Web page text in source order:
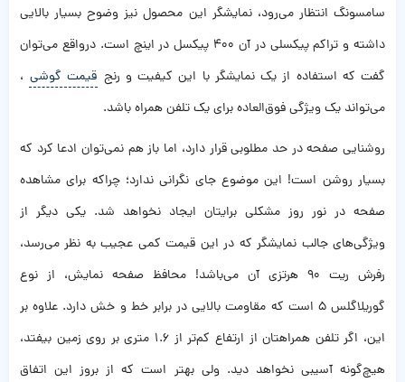
سامسونگ انتظار می‌رود، نمایشگر این محصول نیز وضوح بسیار بالایی
داشته و تراکم پیکسلی در آن 400 پیکسل در اینچ است. درواقع می‌توان
گفت که استفاده از یک نمایشگر با این کیفیت و رنج قیمت گوشی ،
می‌تواند یک ویژگی فوق‌العاده برای یک تلفن همراه باشد.
روشنایی صفحه در حد مطلوبی قرار دارد، اما باز هم نمی‌توان ادعا کرد که
بسیار روشن است! این موضوع جای نگرانی ندارد؛ چراکه برای مشاهده
صفحه در نور روز مشکلی برایتان ایجاد نخواهد شد. یکی دیگر از
ویژگی‌های جالب نمایشگر که در این قیمت کمی عجیب به نظر می‌رسد،
رفرش ریت 90 هرتزی آن می‌باشد! محافظ صفحه نمایش، از نوع
گوریلاگلس 5 است که مقاومت بالایی در برابر خط و خش دارد. علاوه بر
این، اگر تلفن همراهتان از ارتفاع کم‌تر از 1.6 متری بر روی زمین بیفتد،
هیچ‌گونه آسیبی نخواهد دید. ولی بهتر است که از بروز این اتفاق